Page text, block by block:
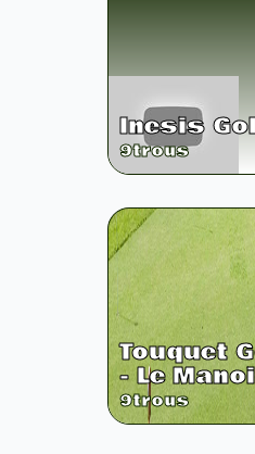
Inesis
9trous
Touquet
- Le
9trous